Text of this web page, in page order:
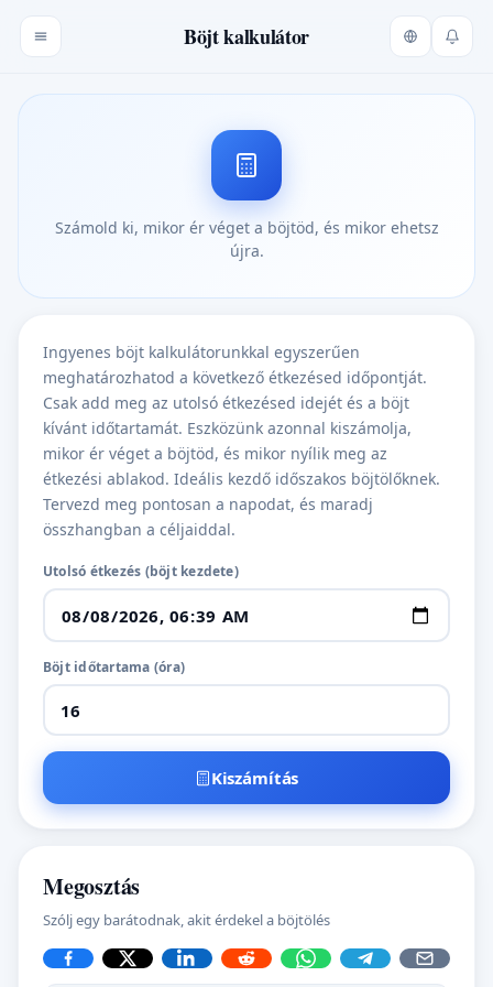
Böjt kalkulátor
Számold ki, mikor ér véget a böjtöd, és mikor ehetsz
újra.
Ingyenes böjt kalkulátorunkkal egyszerűen
meghatározhatod a következő étkezésed időpontját.
Csak add meg az utolsó étkezésed idejét és a böjt
kívánt időtartamát. Eszközünk azonnal kiszámolja,
mikor ér véget a böjtöd, és mikor nyílik meg az
étkezési ablakod. Ideális kezdő időszakos böjtölőknek.
Tervezd meg pontosan a napodat, és maradj
összhangban a céljaiddal.
Utolsó étkezés (böjt kezdete)
Böjt időtartama (óra)
Kiszámítás
Megosztás
Szólj egy barátodnak, akit érdekel a böjtölés